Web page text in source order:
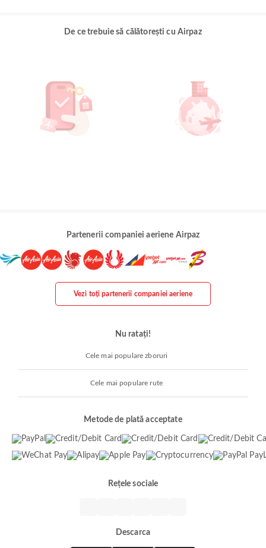
De ce trebuie să călătorești cu Airpaz
Partenerii companiei aeriene Airpaz
Vezi toți partenerii companiei aeriene
Nu ratați!
Cele mai populare zboruri
Cele mai populare rute
Metode de plată acceptate
Rețele sociale
Descarca